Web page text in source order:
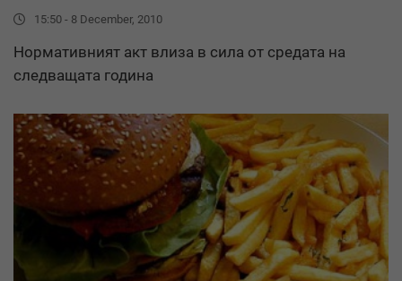
15:50 - 8 December, 2010
Нормативният акт влиза в сила от средата на
следващата година